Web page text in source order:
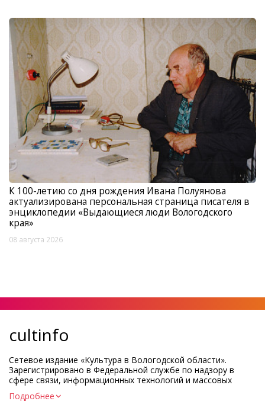
К 100-летию со дня рождения Ивана Полуянова
актуализирована персональная страница писателя в
энциклопедии «Выдающиеся люди Вологодского
края»
08 августа 2026
cultinfo
Сетевое издание «Культура в Вологодской области».
Зарегистрировано в Федеральной службе по надзору в
сфере связи, информационных технологий и массовых
коммуникаций.
Подробнее